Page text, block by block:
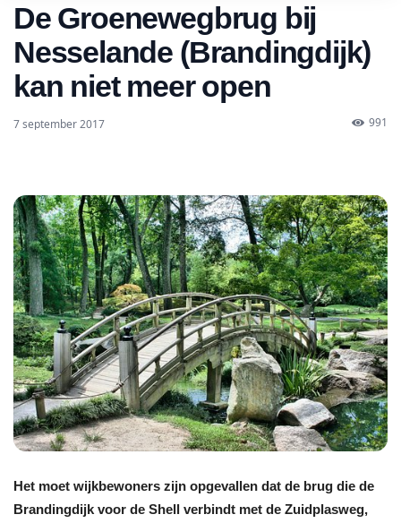
De Groenewegbrug bij
Nesselande (Brandingdijk)
kan niet meer open
7 september 2017 991
Het moet wijkbewoners zijn opgevallen dat de brug die de
Brandingdijk voor de Shell verbindt met de Zuidplasweg,